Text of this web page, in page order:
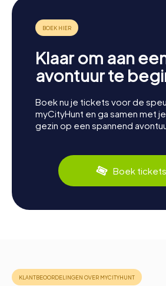
Klaar om aan
avontuur te
Boek nu je tickets voor de
myCityHunt en ga samen met
gezin op een spannend
Boek tickets